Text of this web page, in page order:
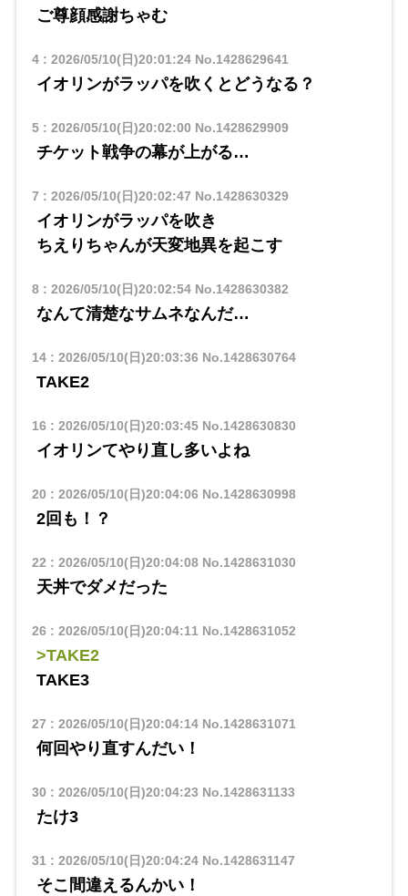
ご尊顔感謝ちゃむ
4: 2026/05/10(日)20:01:24No.1428629641
イオリンがラッパを吹くとどうなる？
5: 2026/05/10(日)20:02:00 No.1428629909
チケット戦争の幕が上がる…
7 : 2026/05/10(日)20:02:47 No.1428630329
イオリンがラッパを吹き
ちえりちゃんが天変地異を起こす
8: 2026/05/10(日)20:02:54No.1428630382
なんて清楚なサムネなんだ…
14: 2026/05/10(日)20:03:36 No.1428630764
TAKE2
16 : 2026/05/10(日)20:03:45No.1428630830
イオリンてやり直し多いよね
20 : 2026/05/10(日)20:04:06 No.1428630998
2回も！？
22 : 2026/05/10(日)20:04:08No.1428631030
天丼でダメだった
26 : 2026/05/10(日)20:04:11 No.1428631052
>TAKE2
TAKE3
27 : 2026/05/10(日)20:04:14No.1428631071
何回やり直すんだい！
30 : 2026/05/10(日)20:04:23 No.1428631133
たけ3
31 : 2026/05/10(日)20:04:24No.1428631147
そこ間違えるんかい！